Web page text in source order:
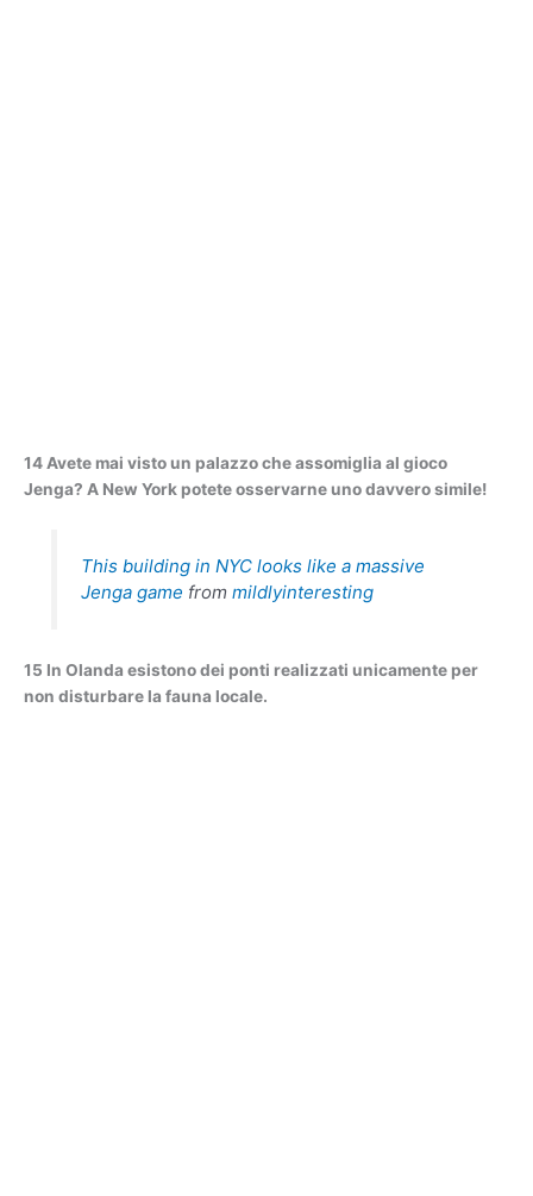
14 Avete mai visto un palazzo che assomiglia al gioco
Jenga? A New York potete osservarne uno davvero simile!
This building in NYC looks like a massive
Jenga game from mildlyinteresting
15 In Olanda esistono dei ponti realizzati unicamente per
non disturbare la fauna locale.